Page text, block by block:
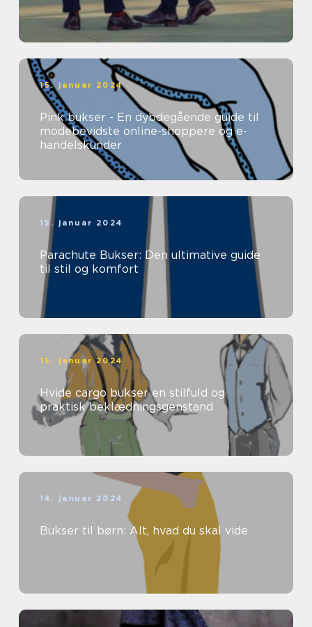
15. januar 2024
Pink bukser - En dybdegående guide til
modebevidste online-shoppere og e-
handelskunder
15. januar 2024
Parachute Bukser: Den ultimative guide
til stil og komfort
15. januar 2024
Hvide cargo bukser en stilfuld og
praktisk beklædningsgenstand
14. januar 2024
Bukser til børn: Alt, hvad du skal vide